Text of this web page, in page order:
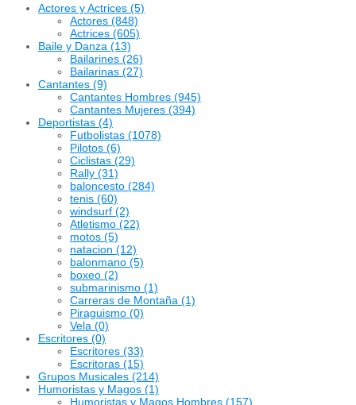
Actores y Actrices (5)
Actores (848)
Actrices (605)
Baile y Danza (13)
Bailarines (26)
Bailarinas (27)
Cantantes (9)
Cantantes Hombres (945)
Cantantes Mujeres (394)
Deportistas (4)
Futbolistas (1078)
Pilotos (6)
Ciclistas (29)
Rally (31)
baloncesto (284)
tenis (60)
windsurf (2)
Atletismo (22)
motos (5)
natacion (12)
balonmano (5)
boxeo (2)
submarinismo (1)
Carreras de Montaña (1)
Piraguismo (0)
Vela (0)
Escritores (0)
Escritores (33)
Escritoras (15)
Grupos Musicales (214)
Humoristas y Magos (1)
Humoristas y Magos Hombres (157)